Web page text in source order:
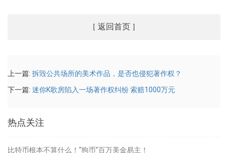
返回首页
上一篇: 拆毁公共场所的美术作品，是否也侵犯著作权？
下一篇: 迷你K歌房陷入一场著作权纠纷 索赔1000万元
热点关注
比特币根本不算什么！“狗币”百万美金易主！